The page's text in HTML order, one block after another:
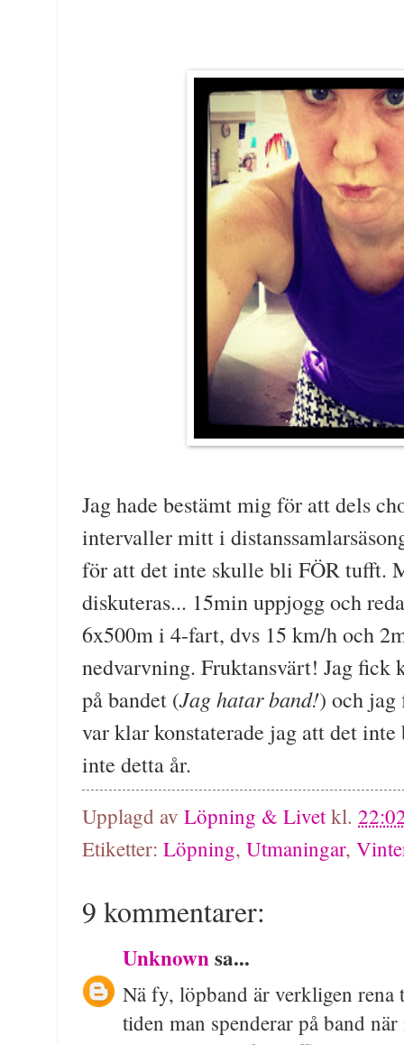
Jag hade bestämt mig för att dels
intervaller mitt i
för att det inte skulle bli FÖR tufft.
diskuteras... 15min uppjogg och
6x500m i 4-fart, dvs 15 km/h och
nedvarvning. Fruktansvärt! Jag
på bandet (Jag hatar band!) och jag
var klar konstaterade jag att det
inte detta år.
Upplagd av Löpning & Livet kl.
Etiketter: Löpning, Utmaningar,
9 kommentarer:
Unknownsa...
Nä fy, löpband är verkligen
tiden man spenderar på band